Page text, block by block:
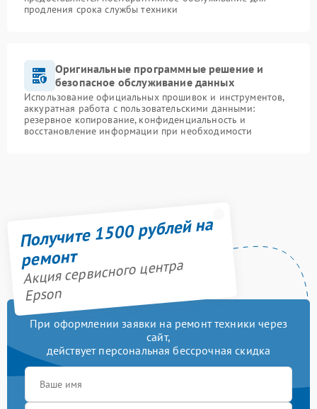
продления срока службы техники
Оригинальные программные решение и
безопасное обслуживание данных
Использование официальных прошивок и инструментов,
аккуратная работа с пользовательскими данными:
резервное копирование, конфиденциальность и
восстановление информации при необходимости
Получите 1500 рублей на
ремонт
Акция сервисного центра
Epson
При оформлении заявки на ремонт техники через
сайт,
действует персональная бессрочная скидка